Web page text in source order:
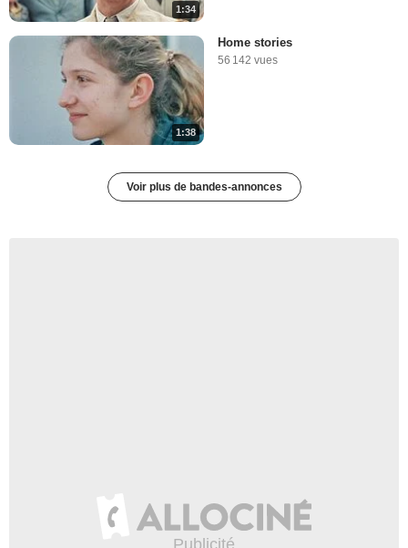
1:34
1:38
Home stories
56 142 vues
Voir plus de bandes-annonces